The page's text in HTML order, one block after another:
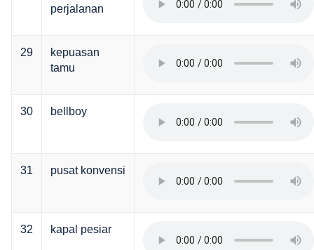
perjalanan
29
kepuasan
tamu
30 bellboy
31 pusat konvensi
32 kapal pesiar